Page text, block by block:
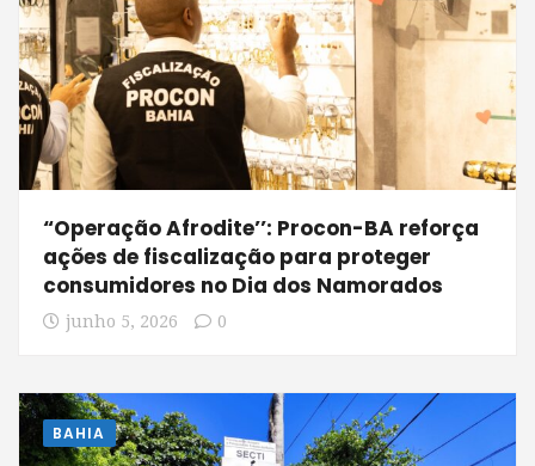
“Operação Afrodite’’: Procon-BA reforça
ações de fiscalização para proteger
consumidores no Dia dos Namorados
junho 5, 2026 0
BAHIA